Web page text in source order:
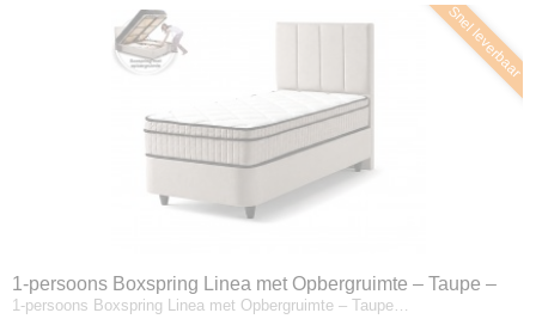
Snel leverbaar
1-persoons Boxspring Linea met Opbergruimte – Taupe –
Incl. Matras
1-persoons Boxspring Linea met Opbergruimte – Taupe…